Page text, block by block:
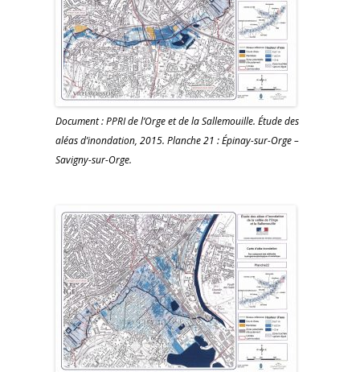
Document : PPRI de l’Orge et de la Sallemouille. Étude des
aléas d’inondation, 2015. Planche 21 : Épinay-sur-Orge –
Savigny-sur-Orge.